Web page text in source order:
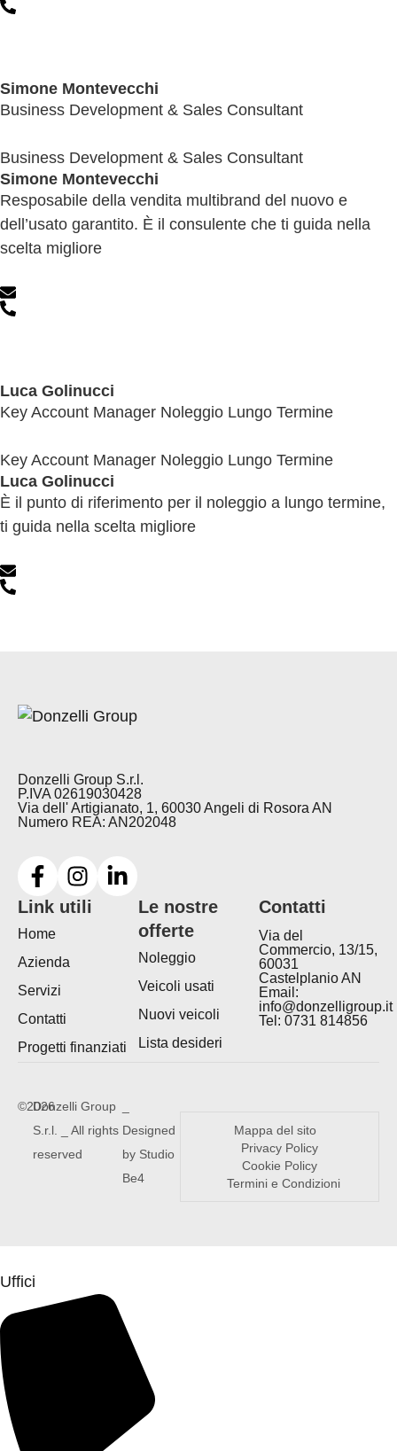
Simone Montevecchi
Business Development & Sales Consultant
Business Development & Sales Consultant
Simone Montevecchi
Resposabile della vendita multibrand del nuovo e
dell’usato garantito. È il consulente che ti guida nella
scelta migliore
Luca Golinucci
Key Account Manager Noleggio Lungo Termine
Key Account Manager Noleggio Lungo Termine
Luca Golinucci
È il punto di riferimento per il noleggio a lungo termine,
ti guida nella scelta migliore
Donzelli Group S.r.l.
P.IVA 02619030428
Via dell' Artigianato, 1, 60030 Angeli di Rosora AN
Numero REA: AN202048
Link utili
Home
Azienda
Servizi
Contatti
Progetti finanziati
Le nostre
offerte
Noleggio
Veicoli usati
Nuovi veicoli
Lista desideri
Contatti
Via del
Commercio, 13/15,
60031
Castelplanio AN
Email:
info@donzelligroup.it
Tel: 0731 814856
©2026
Donzelli Group
S.r.l. _ All rights
reserved
Designed
by Studio
Be4
Mappa del sito
Privacy Policy
Cookie Policy
Termini e Condizioni
Uffici